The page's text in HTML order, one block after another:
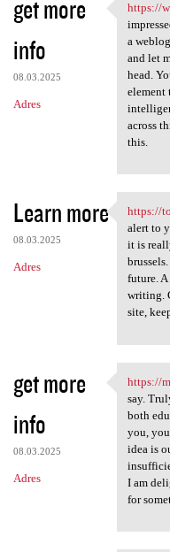
get more
info
08.03.2025
Adres
https://
https://
a
and let
head.
element
across
this.
Learn more
08.03.2025
Adres
https://
https://
alert to
it is
future.
writing.
site,
get more
info
08.03.2025
Adres
https://
https://
say.
both
you,
idea is
I am
for